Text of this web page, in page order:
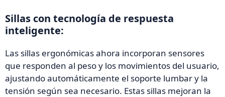
Sillas con tecnología de respuesta
inteligente:
Las sillas ergonómicas ahora incorporan sensores
que responden al peso y los movimientos del usuario,
ajustando automáticamente el soporte lumbar y la
tensión según sea necesario. Estas sillas mejoran la